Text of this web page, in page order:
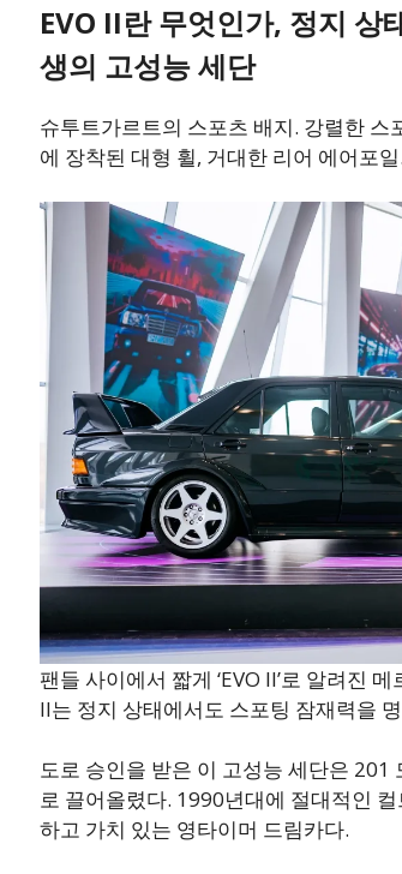
EVO II란 무엇인가, 정지 상
생의 고성능 세단
슈투트가르트의 스포츠 배지. 강렬한 스
에 장착된 대형 휠, 거대한 리어 에어포일.
팬들 사이에서 짧게 ‘EVO II’로 알려진
II는 정지 상태에서도 스포팅 잠재력을
도로 승인을 받은 이 고성능 세단은 201
로 끌어올렸다. 1990년대에 절대적인
하고 가치 있는 영타이머 드림카다.